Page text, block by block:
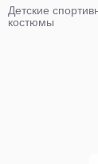
Детские
костюмы